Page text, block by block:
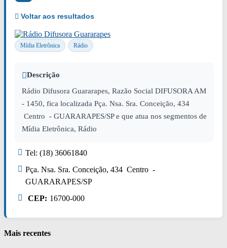
Mídia Eletrônica Rádio
Descrição
Rádio Difusora Guararapes, Razão Social DIFUSORA AM
- 1450, fica localizada Pça. Nsa. Sra. Conceição, 434
Centro - GUARARAPES/SP e que atua nos segmentos de
Mídia Eletrônica, Rádio
Tel: (18) 36061840
Pça. Nsa. Sra. Conceição, 434 Centro -
GUARARAPES/SP
CEP: 16700-000
Mais recentes